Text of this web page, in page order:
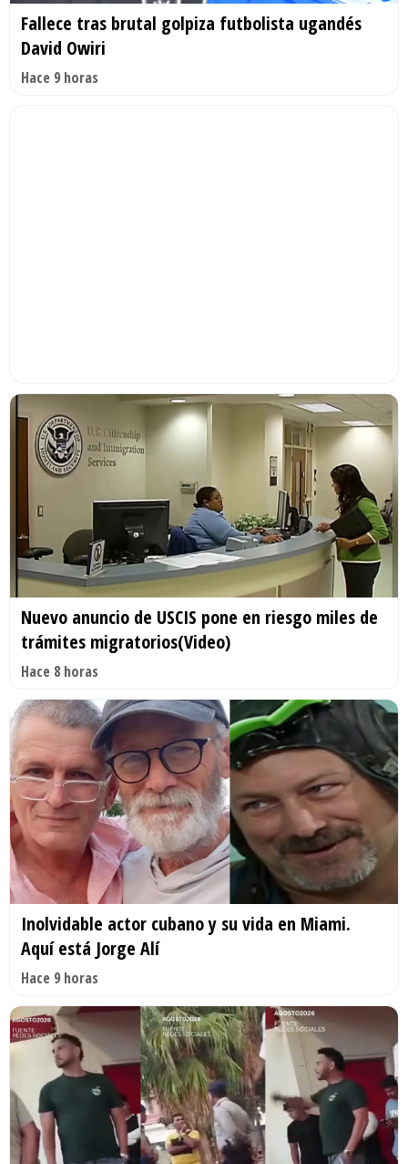
Fallece tras brutal golpiza futbolista ugandés
David Owiri
Hace 9 horas
Nuevo anuncio de USCIS pone en riesgo miles de
trámites migratorios(Video)
Hace 8 horas
Inolvidable actor cubano y su vida en Miami.
Aquí está Jorge Alí
Hace 9 horas